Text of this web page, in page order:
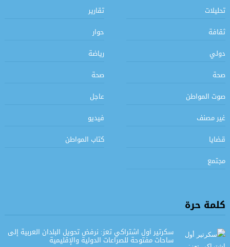
تحليلات
تقارير
ثقافة
حوار
دولي
رياضة
صحة
صحة
صوت المواطن
عاجل
غير مصنف
فيديو
قضايا
كتاب المواطن
مجتمع
كلمة حرة
سكرتير أول اشتراكي تعز: نرفض تحويل البلدان العربية إلى
ساحات مفتوحة للصراعات الدولية والإقليمية